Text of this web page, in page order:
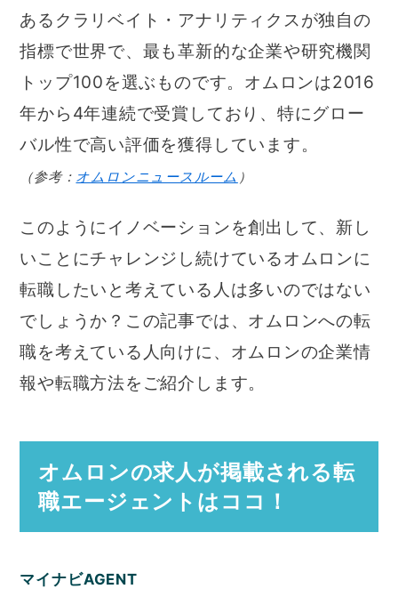
あるクラリベイト・アナリティクスが独自の
指標で世界で、最も革新的な企業や研究機関
トップ100を選ぶものです。オムロンは2016
年から4年連続で受賞しており、特にグロー
バル性で高い評価を獲得しています。
（参考： オムロンニュースルーム ）
このようにイノベーションを創出して、新し
いことにチャレンジし続けているオムロンに
転職したいと考えている人は多いのではない
でしょうか？この記事では、オムロンへの転
職を考えている人向けに、オムロンの企業情
報や転職方法をご紹介します。
オムロンの求人が掲載される転
職エージェントはココ！
マイナビAGENT